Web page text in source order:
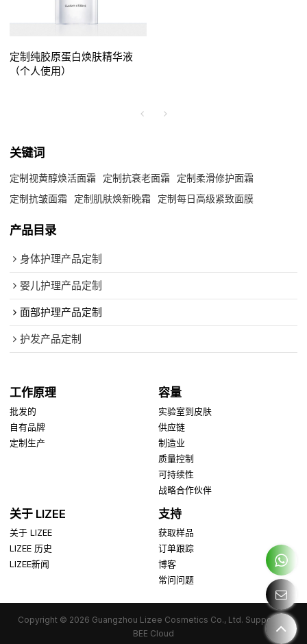
定制纯胶原蛋白焕肤精华液
（个人使用）
关键词
定制视黄醇焕活面霜 定制抗衰老面霜
定制柔滑修护面霜
定制抗皱面霜
定制肌肤焕新晚霜 定制每日高级紧致面膜
产品目录
身体护理产品定制
婴儿护理产品定制
面部护理产品定制
护发产品定制
工作原理
批发的
自有品牌
定制生产
容量
实验室到皮肤
供应链
制造业
质量控制
可持续性
战略合作伙伴
关于 LIZEE
关于 LIZEE
LIZEE 历史
LIZEE新闻
支持
获取样品
订单跟踪
博客
常问问题
Copyright © 2026 Guangzhou Lizee Cosmetics Co., Ltd. Support By
BEE Cloud